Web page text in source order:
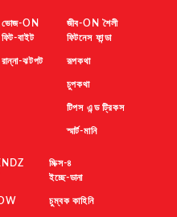
ভোজ-ON
ফিট-বাইট
রান্না-ঝটপট
জীব-ON শৈলী
ফিটনেস ফান্ডা
রূপকথা
চুপকথা
টিপস এন্ড ট্রিকস
স্মার্ট-মানি
মিক্স-৪
ইচ্ছে-ডানা
চুম্বক কাহিনি